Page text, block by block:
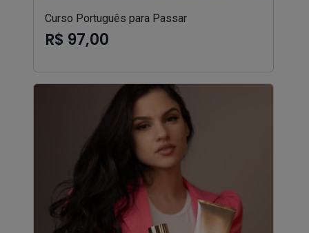
Curso Português para Passar
R$ 97,00